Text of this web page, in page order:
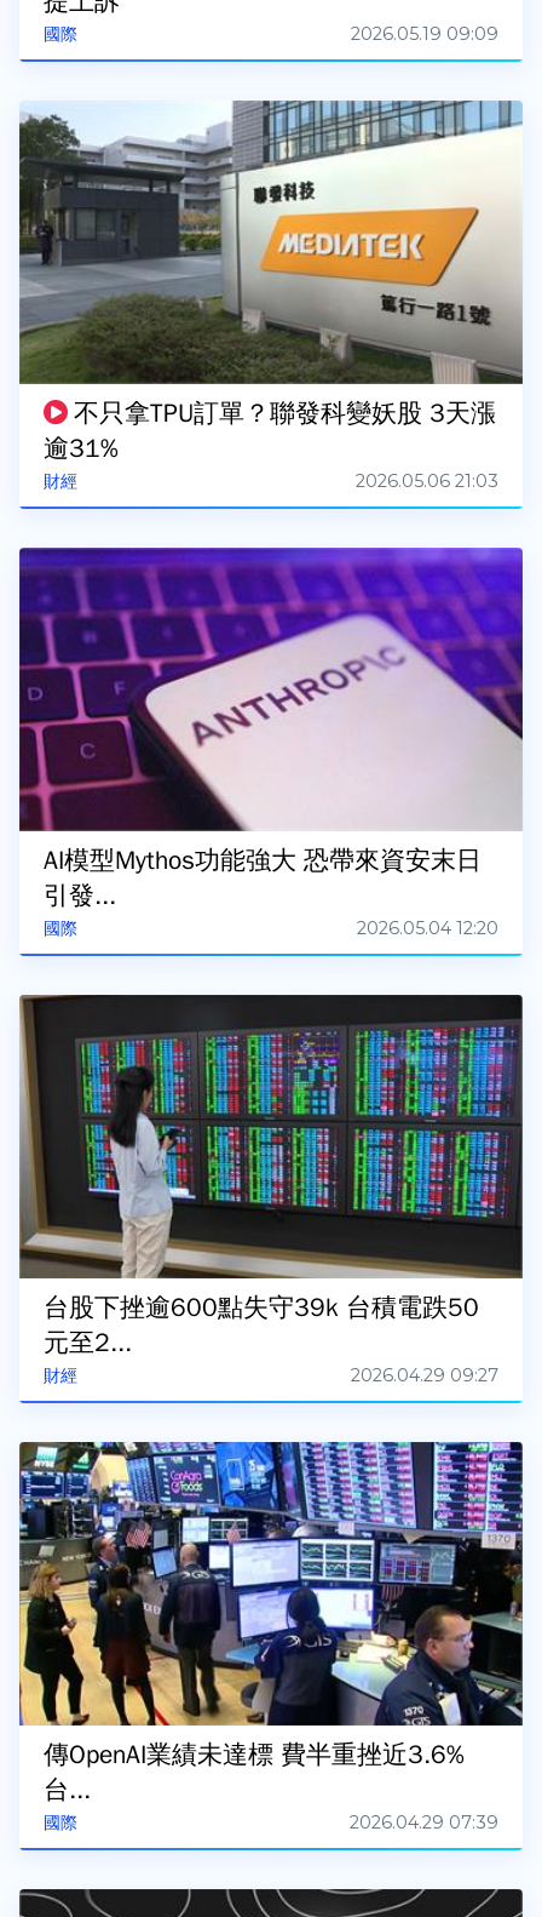
國際 2026.05.19 09:09
財經
不只拿TPU訂單？聯發科變妖股 3天漲
逾31%
2026.05.06 21:03
國際
AI模型Mythos功能強大 恐帶來資安末日
引發...
2026.05.04 12:20
財經
台股下挫逾600點失守39k 台積電跌50
元至2...
2026.04.29 09:27
國際
傳OpenAI業績未達標 費半重挫近3.6%
台...
2026.04.29 07:39